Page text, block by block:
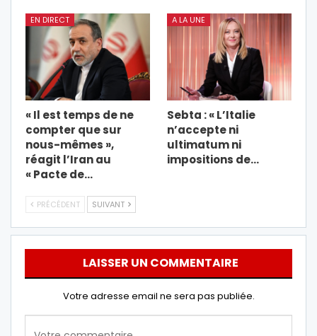
EN DIRECT
« Il est temps de ne
compter que sur
nous-mêmes »,
réagit l’Iran au
« Pacte de…
A LA UNE
Sebta : « L’Italie
n’accepte ni
ultimatum ni
impositions de…
PRÉCÉDENT SUIVANT
LAISSER UN COMMENTAIRE
Votre adresse email ne sera pas publiée.